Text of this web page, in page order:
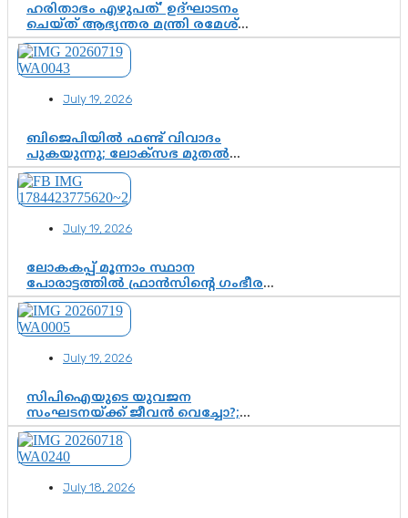
ഹരിതാഭം എഴുപത്’ ഉദ്ഘാടനം
ചെയ്ത് ആഭ്യന്തര മന്ത്രി രമേശ്
ചെന്നിത്തല; ആർ. ഹരികുമാറിന്റെ
സപ്തതി ആഘോഷങ്ങൾക്ക്
പ്രൗഢമായ തുടക്കം
July 19, 2026
ബിജെപിയിൽ ഫണ്ട് വിവാദം
പുകയുന്നു; ലോക്സഭ മുതൽ
നിയമസഭ വരെ 140 മണ്ഡലങ്ങളിലെ
ഫണ്ട് വിനിയോഗം
പരിശോധിക്കുമോ? കേന്ദ്രത്തിനും
ഘടകത്തോട് അതൃപ്തി
July 19, 2026
ലോകകപ്പ് മൂന്നാം സ്ഥാന
പോരാട്ടത്തിൽ ഫ്രാൻസിന്റെ ഗംഭീര
തിരിച്ചുവരവ്; ഗോൾവേട്ടയിൽ
മെസ്സിയെ മറികടന്ന് എംബാപ്പെ
July 19, 2026
സിപിഐയുടെ യുവജന
സംഘടനയ്ക്ക് ജീവൻ വെച്ചോ?;
ജിസ്മോന്റെ വിമർശനം രാഷ്ട്രീയ
ഇരട്ടത്താപ്പെന്ന് ചർച്ച
July 18, 2026